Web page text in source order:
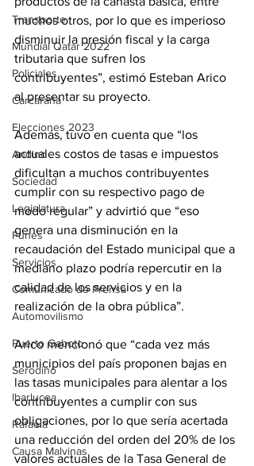
Transporte
Mundial Qatar 2022
Policiales
Carcarañá
Elecciones 2023
Andino
Sociedad
Legislatura
Funes
Servicios
Comunicado de Prensa
Automovilismo
Puerto Gaboto
Serodino
Ibarlucea
Rafaela
Causa Malvinas
muchos otros, por lo que es imperioso
disminuir la presión fiscal y la carga
tributaria que sufren los
contribuyentes”, estimó Esteban Arico
al presentar su proyecto.
Además, tuvo en cuenta que “los
actuales costos de tasas e impuestos
dificultan a muchos contribuyentes
cumplir con su respectivo pago de
modo regular” y advirtió que “eso
genera una disminución en la
recaudación del Estado municipal que a
mediano plazo podría repercutir en la
calidad de los servicios y en la
realización de la obra pública”.
Arico mencionó que “cada vez más
municipios del país proponen bajas en
las tasas municipales para alentar a los
contribuyentes a cumplir con sus
obligaciones, por lo que sería acertada
una reducción del orden del 20% de los
valores actuales de la Tasa General de